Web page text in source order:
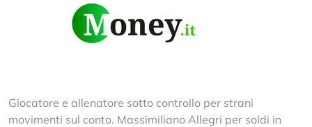
Giocatore e allenatore sotto controllo per strani
movimenti sul conto. Massimiliano Allegri per soldi in